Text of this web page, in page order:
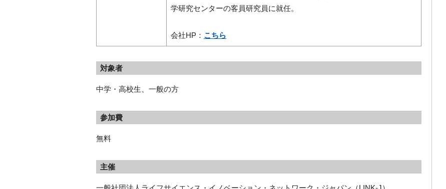
学研究センターの客員研究員に就任。
会社HP： こちら
対象者
中学・高校生、一般の方
参加費
無料
主催